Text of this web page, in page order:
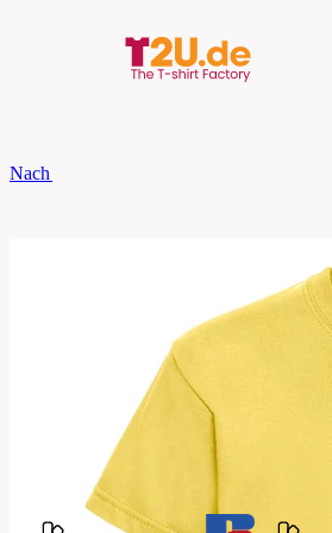
Nach dem Brand
Children's Classic
Parameter
Russell
180B-
Yellow
Verwandte
Ihre Zufriedenheit ist